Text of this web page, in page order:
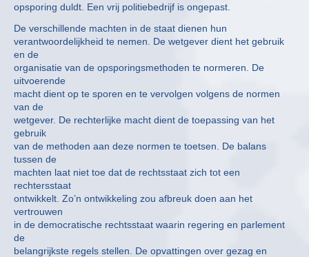
opsporing duldt. Een vrij politiebedrijf is ongepast.
De verschillende machten in de staat dienen hun
verantwoordelijkheid te nemen. De wetgever dient het gebruik
en de
organisatie van de opsporingsmethoden te normeren. De
uitvoerende
macht dient op te sporen en te vervolgen volgens de normen
van de
wetgever. De rechterlijke macht dient de toepassing van het
gebruik
van de methoden aan deze normen te toetsen. De balans
tussen de
machten laat niet toe dat de rechtsstaat zich tot een
rechtersstaat
ontwikkelt. Zo’n ontwikkeling zou afbreuk doen aan het
vertrouwen
in de democratische rechtsstaat waarin regering en parlement
de
belangrijkste regels stellen. De opvattingen over gezag en